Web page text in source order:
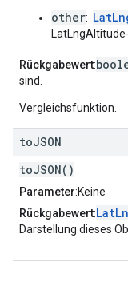
other:
Rückgabewert:
sind.
Vergleichsfunktion.
toJSON
toJSON()
Parameter:Keine
Rückgabewert:
Darstellung dieses